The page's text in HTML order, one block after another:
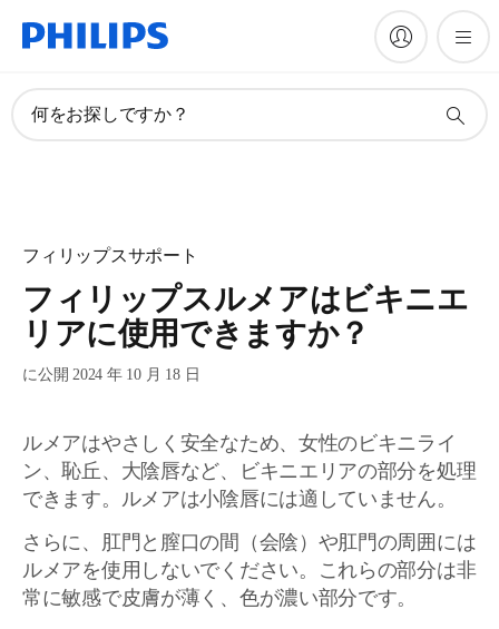
何をお探しですか？
フィリップスサポート
フィリップスルメアはビキニエ
リアに使用できますか？
に公開 2024 年 10 月 18 日
ルメアはやさしく安全なため、女性のビキニライ
ン、恥丘、大陰唇など、ビキニエリアの部分を処理
できます。ルメアは小陰唇には適していません。
さらに、肛門と膣口の間（会陰）や肛門の周囲には
ルメアを使用しないでください。これらの部分は非
常に敏感で皮膚が薄く、色が濃い部分です。